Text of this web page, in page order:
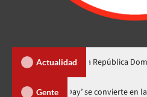
Actualidad
dedica a República Dominicana: “El
Gente
‘Spider-Man: Brand New Day’